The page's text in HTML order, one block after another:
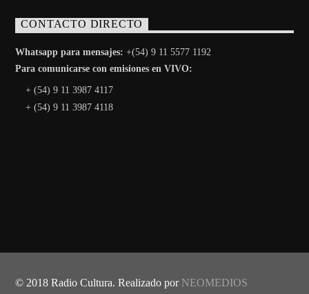
CONTACTO DIRECTO
Whatsapp para mensajes: +(54) 9 11 5577 1192
Para comunicarse con emisiones en VIVO:
+ (54) 9 11 3987 4117
+ (54) 9 11 3987 4118
© 2018 Radio Cultura. Realizado por NEOMEDIOS